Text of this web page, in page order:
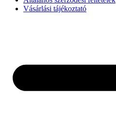
Vásárlási tájékoztató